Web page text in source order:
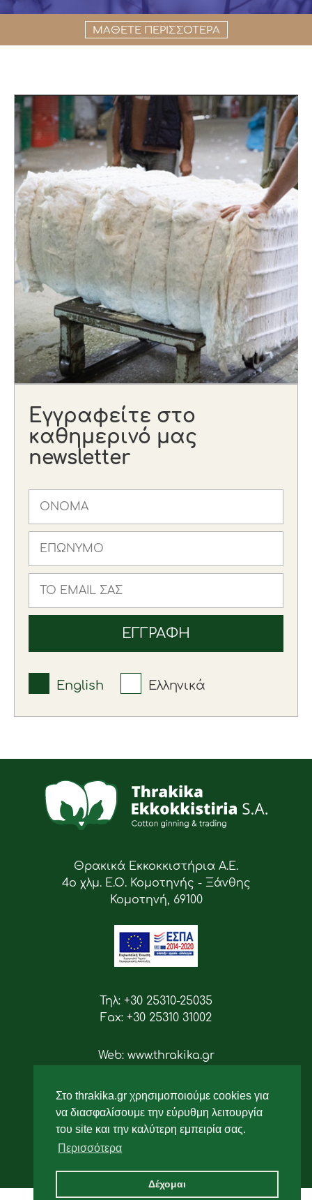
Στο thrakika.gr χρησιμοποιούμε cookies για
να διασφαλίσουμε την εύρυθμη λειτουργία
του site και την καλύτερη εμπειρία σας.
Περισσότερα
Δέχομαι
ΜΑΘΕΤΕ ΠΕΡΙΣΣΟΤΕΡΑ
Εγγραφείτε στο
καθημερινό μας
newsletter
English Ελληνικά
Θρακικά Εκκοκκιστήρια Α.Ε.
4ο χλμ. Ε.Ο. Κομοτηνής - Ξάνθης
Κομοτηνή, 69100
Τηλ: +30 25310-25035
Fax: +30 25310 31002
Web: www.thrakika.gr
Ακολουθήστε μας